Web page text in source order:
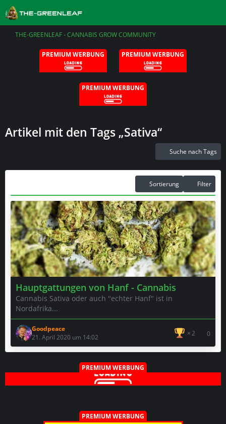
THE-GREENLEAF - CANNABIS GROW COMMUNITY
PREMIUM WERBUNG PREMIUM WERBUNG
PREMIUM WERBUNG
Artikel mit den Tags „Sativa“
Suche nach Tags
Sortierung Filter
Hauptgattungen von Hanf - Cannabis
Cannabis Sativa oder auch "echter Hanf" ist in
Nordafrika...
Goodpeace
21. April 2020 um 14:02
2 0
PREMIUM WERBUNG
PREMIUM WERBUNG